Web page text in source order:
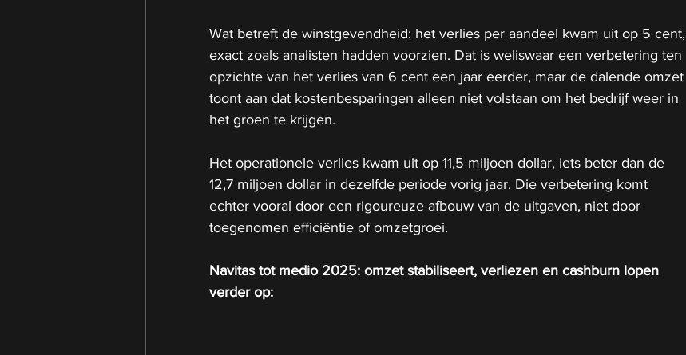
Wat betreft de winstgevendheid: het verlies per aandeel kwam uit op 5 cent,
exact zoals analisten hadden voorzien. Dat is weliswaar een verbetering ten
opzichte van het verlies van 6 cent een jaar eerder, maar de dalende omzet
toont aan dat kostenbesparingen alleen niet volstaan om het bedrijf weer in
het groen te krijgen.
Het operationele verlies kwam uit op 11,5 miljoen dollar, iets beter dan de
12,7 miljoen dollar in dezelfde periode vorig jaar. Die verbetering komt
echter vooral door een rigoureuze afbouw van de uitgaven, niet door
toegenomen efficiëntie of omzetgroei.
Navitas tot medio 2025: omzet stabiliseert, verliezen en cashburn lopen
verder op: